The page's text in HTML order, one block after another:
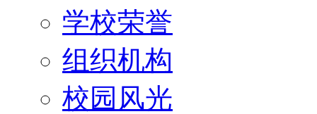
学校荣誉
组织机构
校园风光